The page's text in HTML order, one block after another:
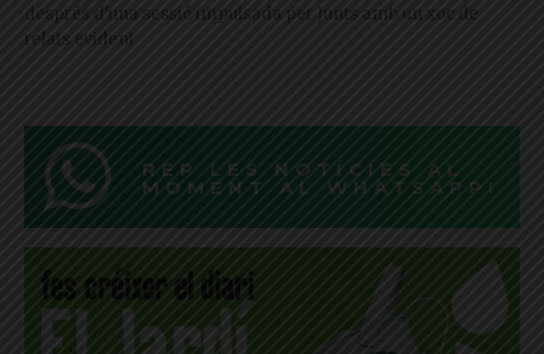
després d'una sessió impulsada per Junts amb un xoc de
relats evident
REP LES NOTÍCIES AL
MOMENT AL WHATSAPP!